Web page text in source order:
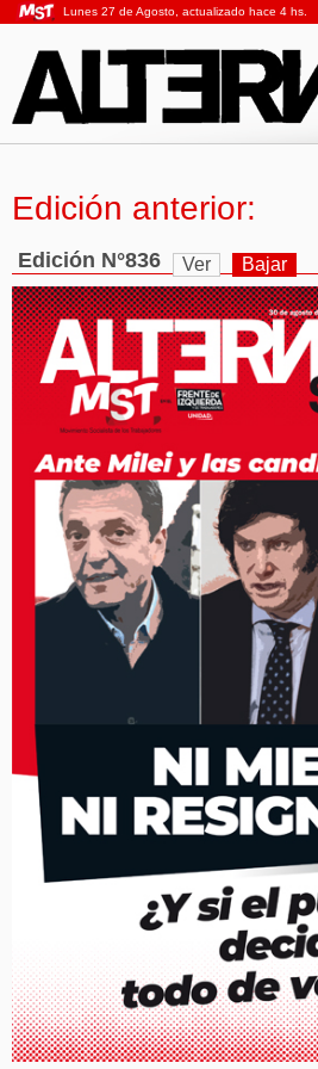
Lunes 27 de Agosto, actualizado hace 4 hs.
Edición anterior:
Edición N°836 Ver Bajar